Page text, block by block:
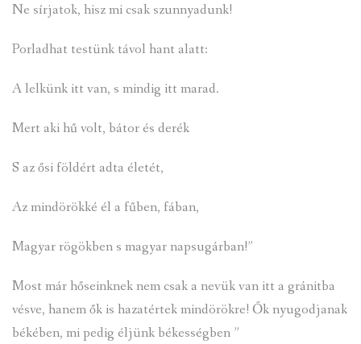
Ne sírjatok, hisz mi csak szunnyadunk!
Porladhat testünk távol hant alatt:
A lelkünk itt van, s mindig itt marad.
Mert aki hű volt, bátor és derék
S az ősi földért adta életét,
Az mindörökké él a fűben, fában,
Magyar rögökben s magyar napsugárban!”
Most már hőseinknek nem csak a nevük van itt a gránitba
vésve, hanem ők is hazatértek mindörökre! Ők nyugodjanak
békében, mi pedig éljünk békességben ”